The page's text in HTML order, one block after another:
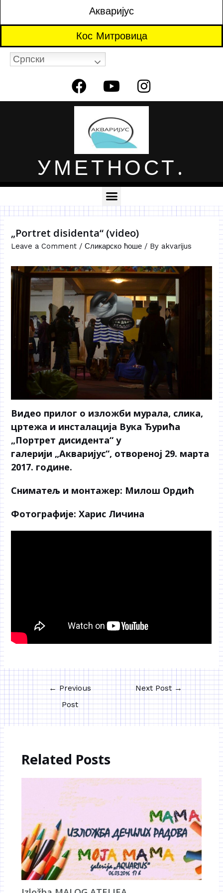
Акваријус
Кос Митровица
Српски
УМЕТНОСТ.
„Portret disidenta“ (video)
Leave a Comment /Сликарско ћоше / By akvarijus
Видео прилог о изложби мурала, слика,
цртежа и инсталација Вука Ђурића
„Портрет дисидента“ у
галерији „Акваријус“, отвореној 29. марта
2017. године.
Сниматељ и монтажер: Милош Ордић
Фотографије:Харис Личина
←Previous
Post
Next Post→
Related Posts